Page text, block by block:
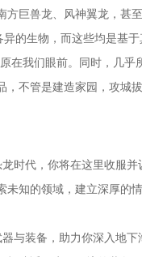
方巨兽龙、风神翼龙，甚
的生物，而这些均是基
在我们眼前。同时，几乎
，不管是建造家园，攻城
时代，你将在这里收服
未知的领域，建立深厚的
与装备，助力你深入地